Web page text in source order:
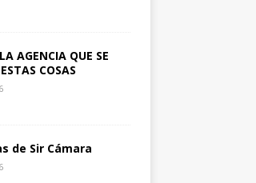
AGENCIA QUE SE
COSAS
de Sir Cámara